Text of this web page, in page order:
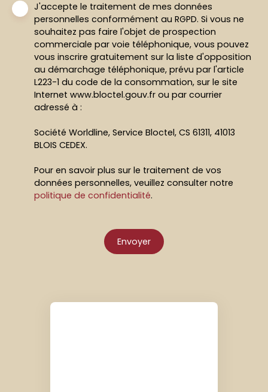
J'accepte le traitement de mes données
personnelles conformément au RGPD. Si vous ne
souhaitez pas faire l'objet de prospection
commerciale par voie téléphonique, vous pouvez
vous inscrire gratuitement sur la liste d'opposition
au démarchage téléphonique, prévu par l'article
L223-1 du code de la consommation, sur le site
Internet www.bloctel.gouv.fr ou par courrier
adressé à :
Société Worldline, Service Bloctel, CS 61311, 41013
BLOIS CEDEX.
Pour en savoir plus sur le traitement de vos
données personnelles, veuillez consulter notre
politique de confidentialité.
Envoyer